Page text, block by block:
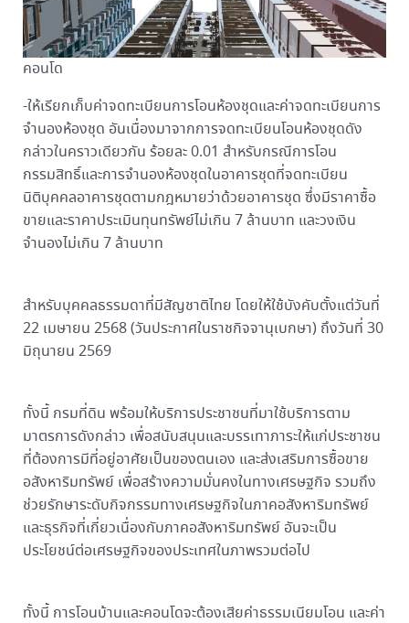
คอนโด
-ให้เรียกเก็บค่าจดทะเบียนการโอนห้องชุดและค่าจดทะเบียนการ
จำนองห้องชุด อันเนื่องมาจากการจดทะเบียนโอนห้องชุดดัง
กล่าวในคราวเดียวกัน ร้อยละ 0.01 สำหรับกรณีการโอน
กรรมสิทธิ์และการจำนองห้องชุดในอาคารชุดที่จดทะเบียน
นิติบุคคลอาคารชุดตามกฎหมายว่าด้วยอาคารชุด ซึ่งมีราคาซื้อ
ขายและราคาประเมินทุนทรัพย์ไม่เกิน 7 ล้านบาท และวงเงิน
จำนองไม่เกิน 7 ล้านบาท
สำหรับบุคคลธรรมดาที่มีสัญชาติไทย โดยให้ใช้บังคับตั้งแต่วันที่
22 เมษายน 2568 (วันประกาศในราชกิจจานุเบกษา) ถึงวันที่ 30
มิถุนายน 2569
ทั้งนี้ กรมที่ดิน พร้อมให้บริการประชาชนที่มาใช้บริการตาม
มาตรการดังกล่าว เพื่อสนับสนุนและบรรเทาภาระให้แก่ประชาชน
ที่ต้องการมีที่อยู่อาศัยเป็นของตนเอง และส่งเสริมการซื้อขาย
อสังหาริมทรัพย์ เพื่อสร้างความมั่นคงในทางเศรษฐกิจ รวมถึง
ช่วยรักษาระดับกิจกรรมทางเศรษฐกิจในภาคอสังหาริมทรัพย์
และธุรกิจที่เกี่ยวเนื่องกับภาคอสังหาริมทรัพย์ อันจะเป็น
ประโยชน์ต่อเศรษฐกิจของประเทศในภาพรวมต่อไป
ทั้งนี้ การโอนบ้านและคอนโดจะต้องเสียค่าธรรมเนียมโอน และค่า